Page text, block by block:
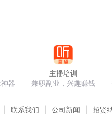
器
主播培训
兼职副业，兴趣赚钱
联系我们 公司新闻 招贤